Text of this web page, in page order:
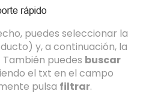
puedes seleccionar la
y, a continuación, la
puedes buscar
el txt en el campo
pulsa filtrar.